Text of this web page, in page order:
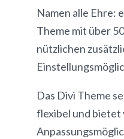
Namen alle Ehre:
Theme mit über
nützlichen
Das Divi Theme
flexibel und bietet